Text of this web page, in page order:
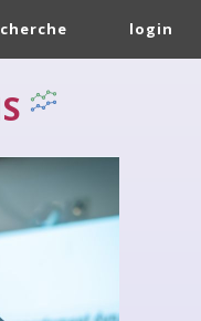
login